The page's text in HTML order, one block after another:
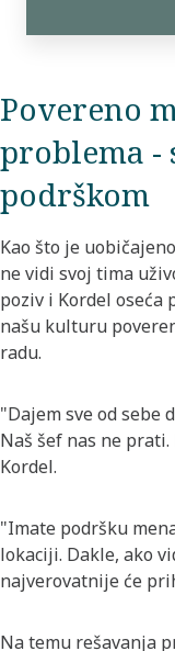
Povereno
problema -
podrškom
Kao što je
ne vidi svoj tima
poziv i Kordel oseća
našu kulturu
radu.
"Dajem sve od sebe
Naš šef nas ne
Kordel.
"Imate podršku
lokaciji. Dakle, ako
najverovatnije će
Na temu rešavanja